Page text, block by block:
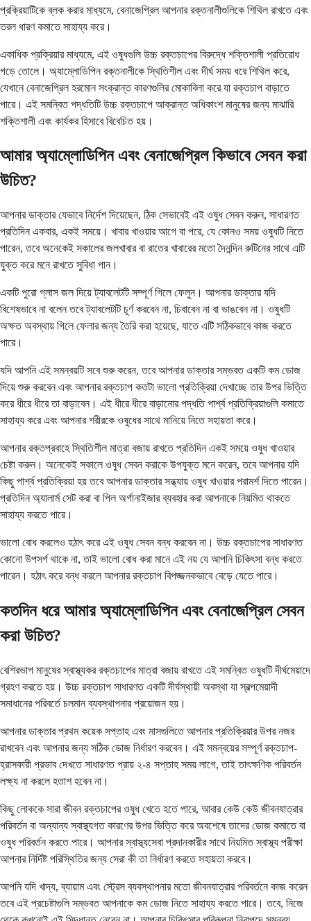
প্রক্রিয়াটিকে ব্লক করার মাধ্যমে, বেনাজেপ্রিল আপনার রক্তনালীগুলিকে শিথিল রাখতে এবং
তরল ধারণ কমাতে সাহায্য করে।
একাধিক প্রক্রিয়ার মাধ্যমে, এই ওষুধগুলি উচ্চ রক্তচাপের বিরুদ্ধে শক্তিশালী প্রতিরোধ
গড়ে তোলে। অ্যাম্লোডিপিন রক্তনালীকে স্থিতিশীল এবং দীর্ঘ সময় ধরে শিথিল করে,
যেখানে বেনাজেপ্রিল হরমোন সংক্রান্ত কারণগুলির মোকাবিলা করে যা রক্তচাপ বাড়াতে
পারে। এই সমন্বিত পদ্ধতিটি উচ্চ রক্তচাপে আক্রান্ত অধিকাংশ মানুষের জন্য মাঝারি
শক্তিশালী এবং কার্যকর হিসাবে বিবেচিত হয়।
আমার অ্যাম্লোডিপিন এবং বেনাজেপ্রিল কিভাবে সেবন করা
উচিত?
আপনার ডাক্তার যেভাবে নির্দেশ দিয়েছেন, ঠিক সেভাবেই এই ওষুধ সেবন করুন, সাধারণত
প্রতিদিন একবার, একই সময়ে। খাবার খাওয়ার আগে বা পরে, যে কোনও সময় ওষুধটি নিতে
পারেন, তবে অনেকেই সকালের জলখাবার বা রাতের খাবারের মতো দৈনন্দিন রুটিনের সাথে এটি
যুক্ত করে মনে রাখতে সুবিধা পান।
একটি পুরো গ্লাস জল দিয়ে ট্যাবলেটটি সম্পূর্ণ গিলে ফেলুন। আপনার ডাক্তার যদি
বিশেষভাবে না বলেন তবে ট্যাবলেটটি চূর্ণ করবেন না, চিবাবেন না বা ভাঙবেন না। ওষুধটি
অক্ষত অবস্থায় গিলে ফেলার জন্য তৈরি করা হয়েছে, যাতে এটি সঠিকভাবে কাজ করতে
পারে।
যদি আপনি এই সমন্বয়টি সবে শুরু করেন, তবে আপনার ডাক্তার সম্ভবত একটি কম ডোজ
দিয়ে শুরু করবেন এবং আপনার রক্তচাপ কতটা ভালো প্রতিক্রিয়া দেখাচ্ছে তার উপর ভিত্তি
করে ধীরে ধীরে তা বাড়াবেন। এই ধীরে ধীরে বাড়ানোর পদ্ধতি পার্শ্ব প্রতিক্রিয়াগুলি কমাতে
সাহায্য করে এবং আপনার শরীরকে ওষুধের সাথে মানিয়ে নিতে সহায়তা করে।
আপনার রক্তপ্রবাহে স্থিতিশীল মাত্রা বজায় রাখতে প্রতিদিন একই সময়ে ওষুধ খাওয়ার
চেষ্টা করুন। অনেকেই সকালে ওষুধ সেবন করাকে উপযুক্ত মনে করেন, তবে আপনার যদি
কিছু পার্শ্ব প্রতিক্রিয়া হয় তবে আপনার ডাক্তার সন্ধ্যায় ওষুধ খাওয়ার পরামর্শ দিতে পারেন।
প্রতিদিন অ্যালার্ম সেট করা বা পিল অর্গানাইজার ব্যবহার করা আপনাকে নিয়মিত থাকতে
সাহায্য করতে পারে।
ভালো বোধ করলেও হঠাৎ করে এই ওষুধ সেবন বন্ধ করবেন না। উচ্চ রক্তচাপের সাধারণত
কোনো উপসর্গ থাকে না, তাই ভালো বোধ করা মানে এই নয় যে আপনি চিকিৎসা বন্ধ করতে
পারেন। হঠাৎ করে বন্ধ করলে আপনার রক্তচাপ বিপজ্জনকভাবে বেড়ে যেতে পারে।
কতদিন ধরে আমার অ্যাম্লোডিপিন এবং বেনাজেপ্রিল সেবন
করা উচিত?
বেশিরভাগ মানুষের স্বাস্থ্যকর রক্তচাপের মাত্রা বজায় রাখতে এই সমন্বিত ওষুধটি দীর্ঘমেয়াদে
গ্রহণ করতে হয়। উচ্চ রক্তচাপ সাধারণত একটি দীর্ঘস্থায়ী অবস্থা যা স্বল্পমেয়াদী
সমাধানের পরিবর্তে চলমান ব্যবস্থাপনার প্রয়োজন হয়।
আপনার ডাক্তার প্রথম কয়েক সপ্তাহ এবং মাসগুলিতে আপনার প্রতিক্রিয়ার উপর নজর
রাখবেন এবং আপনার জন্য সঠিক ডোজ নির্ধারণ করবেন। এই সমন্বয়ের সম্পূর্ণ রক্তচাপ-
হ্রাসকারী প্রভাব দেখতে সাধারণত প্রায় ২-৪ সপ্তাহ সময় লাগে, তাই তাৎক্ষণিক পরিবর্তন
লক্ষ্য না করলে হতাশ হবেন না।
কিছু লোককে সারা জীবন রক্তচাপের ওষুধ খেতে হতে পারে, আবার কেউ কেউ জীবনযাত্রার
পরিবর্তন বা অন্যান্য স্বাস্থ্যগত কারণের উপর ভিত্তি করে অবশেষে তাদের ডোজ কমাতে বা
ওষুধ পরিবর্তন করতে পারে। আপনার স্বাস্থ্যসেবা প্রদানকারীর সাথে নিয়মিত স্বাস্থ্য পরীক্ষা
আপনার নির্দিষ্ট পরিস্থিতির জন্য সেরা কী তা নির্ধারণ করতে সহায়তা করবে।
আপনি যদি খাদ্য, ব্যায়াম এবং স্ট্রেস ব্যবস্থাপনার মতো জীবনযাত্রার পরিবর্তনে কাজ করেন
তবে এই প্রচেষ্টাগুলি সম্ভবত আপনাকে কম ডোজ নিতে সাহায্য করতে পারে। তবে, নিজে